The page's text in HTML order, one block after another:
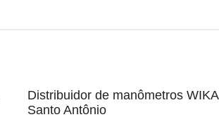
Distribuidor de manômetros WIKA
Santo Antônio